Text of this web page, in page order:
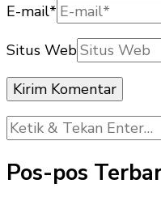
E-mail*
Situs Web
Mencari
Sesuatu?
Pos-pos